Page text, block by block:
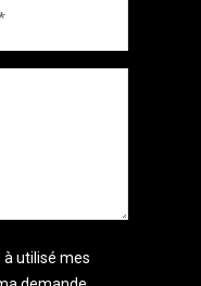
utilisé mes